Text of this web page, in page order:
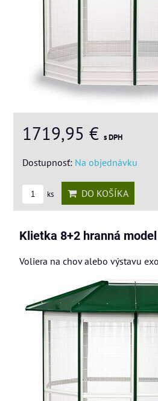
1719,95 € s DPH
Dostupnosť: Na objednávku
ks DO KOŠÍKA
Klietka 8+2 hranná
Voliera na chov alebo výstavu